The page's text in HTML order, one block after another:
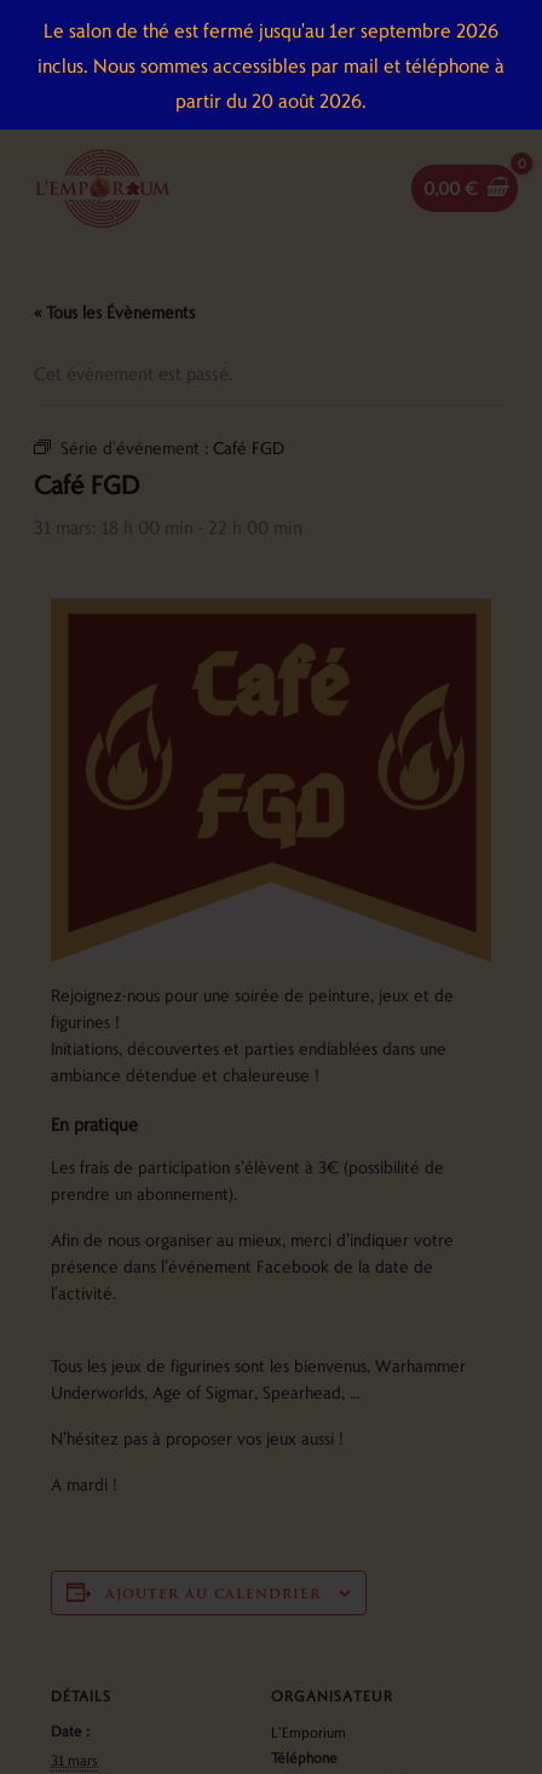
Le salon de thé est fermé jusqu'au 1er septembre 2026
inclus. Nous sommes accessibles par mail et téléphone à
partir du 20 août 2026.
contenu
0,00 €
« Tous les Évènements
Cet évènement est passé.
Série d'événement : Café FGD
Café FGD
31 mars: 18 h 00 min - 22 h 00 min
Rejoignez-nous pour une soirée de peinture, jeux et de
figurines !
Initiations, découvertes et parties endiablées dans une
ambiance détendue et chaleureuse !
En pratique
Les frais de participation s’élèvent à 3€ (possibilité de
prendre un abonnement).
Afin de nous organiser au mieux, merci d’indiquer votre
présence dans l’événement Facebook de la date de
l’activité.
Tous les jeux de figurines sont les bienvenus, Warhammer
Underworlds, Age of Sigmar, Spearhead, …
N’hésitez pas à proposer vos jeux aussi !
A mardi !
ajouter au calendrier
DÉTAILS
Date :
31 mars
ORGANISATEUR
L’Emporium
Téléphone